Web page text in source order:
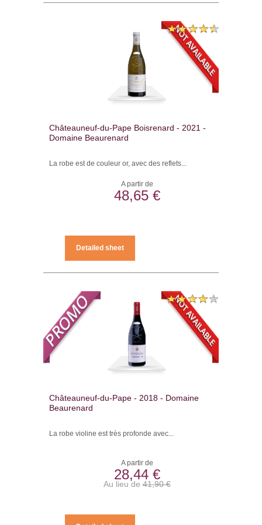
Châteauneuf-du-Pape Boisrenard - 2021 -
Domaine Beaurenard
La robe est de couleur or, avec des reflets...
A partir de
48,65 €
Detailed sheet
Châteauneuf-du-Pape - 2018 - Domaine
Beaurenard
La robe violine est très profonde avec...
A partir de
28,44 €
Au lieu de41,90 €